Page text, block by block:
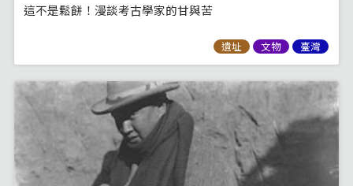
這不是鬆餅！漫談考古學家的甘與苦
遺址 文物 臺灣